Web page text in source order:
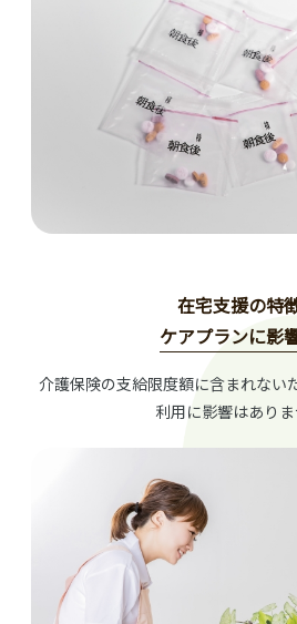
在宅支援の特
ケアプランに影
介護保険の支給限度額に含まれない
利用に影響はありま